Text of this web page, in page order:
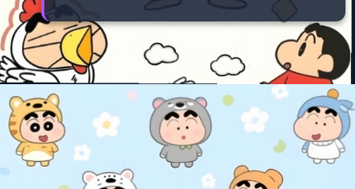
Đang mở https://manhua.edu.vn/hinh-anh-cu-shin-cute